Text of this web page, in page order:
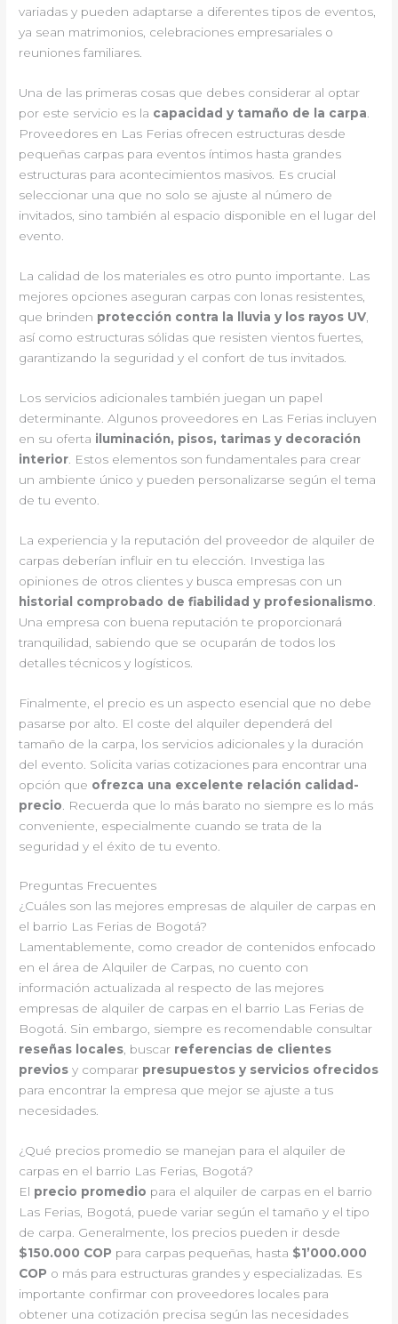
variadas y pueden adaptarse a diferentes tipos de eventos,
ya sean matrimonios, celebraciones empresariales o
reuniones familiares.
Una de las primeras cosas que debes considerar al optar
por este servicio es la capacidad y tamaño de la carpa
Proveedores en Las Ferias ofrecen estructuras desde
pequeñas carpas para eventos íntimos hasta grandes
estructuras para acontecimientos masivos. Es crucial
seleccionar una que no solo se ajuste al número de
invitados, sino también al espacio disponible en el lugar del
evento.
La calidad de los materiales es otro punto importante. Las
mejores opciones aseguran carpas con lonas resistentes,
que brinden protección contra la lluvia y los rayos UV
así como estructuras sólidas que resisten vientos fuertes,
garantizando la seguridad y el confort de tus invitados.
Los servicios adicionales también juegan un papel
determinante. Algunos proveedores en Las Ferias incluyen
en su oferta iluminación, pisos, tarimas y decoración
interior . Estos elementos son fundamentales para crear
un ambiente único y pueden personalizarse según el tema
de tu evento.
La experiencia y la reputación del proveedor de alquiler de
carpas deberían influir en tu elección. Investiga las
opiniones de otros clientes y busca empresas con un
historial comprobado de fiabilidad y profesionalismo
Una empresa con buena reputación te proporcionará
tranquilidad, sabiendo que se ocuparán de todos los
detalles técnicos y logísticos.
Finalmente, el precio es un aspecto esencial que no debe
pasarse por alto. El coste del alquiler dependerá del
tamaño de la carpa, los servicios adicionales y la duración
del evento. Solicita varias cotizaciones para encontrar una
opción que ofrezca una excelente relación calidad-
precio . Recuerda que lo más barato no siempre es lo más
conveniente, especialmente cuando se trata de la
seguridad y el éxito de tu evento.
Preguntas Frecuentes
¿Cuáles son las mejores empresas de alquiler de carpas en
el barrio Las Ferias de Bogotá?
Lamentablemente, como creador de contenidos enfocado
en el área de Alquiler de Carpas, no cuento con
información actualizada al respecto de las mejores
empresas de alquiler de carpas en el barrio Las Ferias de
Bogotá. Sin embargo, siempre es recomendable consultar
reseñas locales, buscar referencias de clientes
previos y comparar presupuestos y servicios ofrecidos
para encontrar la empresa que mejor se ajuste a tus
necesidades.
¿Qué precios promedio se manejan para el alquiler de
carpas en el barrio Las Ferias, Bogotá?
El precio promedio para el alquiler de carpas en el barrio
Las Ferias, Bogotá, puede variar según el tamaño y el tipo
de carpa. Generalmente, los precios pueden ir desde
$150.000 COP para carpas pequeñas, hasta $1’000.000
COP o más para estructuras grandes y especializadas. Es
importante confirmar con proveedores locales para
obtener una cotización precisa según las necesidades